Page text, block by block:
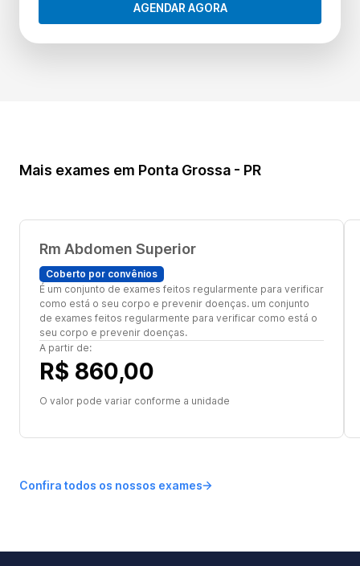
AGENDAR AGORA
Mais exames em Ponta Grossa - PR
Rm Abdomen Superior
Coberto por convênios
É um conjunto de exames feitos regularmente para verificar
como está o seu corpo e prevenir doenças. um conjunto
de exames feitos regularmente para verificar como está o
seu corpo e prevenir doenças.
A partir de:
R$ 860,00
O valor pode variar conforme a unidade
Confira todos os nossos exames